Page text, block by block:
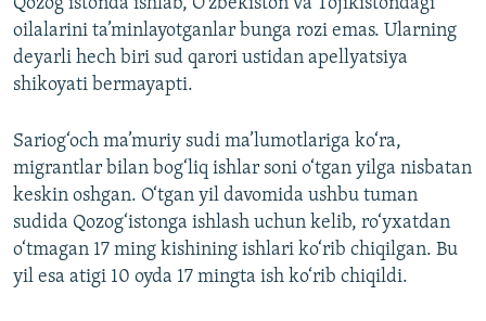
oilalarini ta’minlayotganlar bunga rozi emas. Ularning
deyarli hech biri sud qarori ustidan apellyatsiya
shikoyati bermayapti.
Sariog‘och ma’muriy sudi ma’lumotlariga ko‘ra,
migrantlar bilan bog‘liq ishlar soni o‘tgan yilga nisbatan
keskin oshgan. O‘tgan yil davomida ushbu tuman
sudida Qozog‘istonga ishlash uchun kelib, ro‘yxatdan
o‘tmagan 17 ming kishining ishlari ko‘rib chiqilgan. Bu
yil esa atigi 10 oyda 17 mingta ish ko‘rib chiqildi.